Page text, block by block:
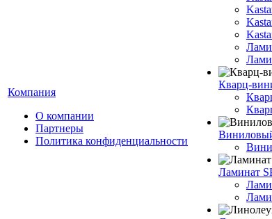
Компания
О компании
Партнеры
Политика конфиденциальности
Кварц-
Ламинат